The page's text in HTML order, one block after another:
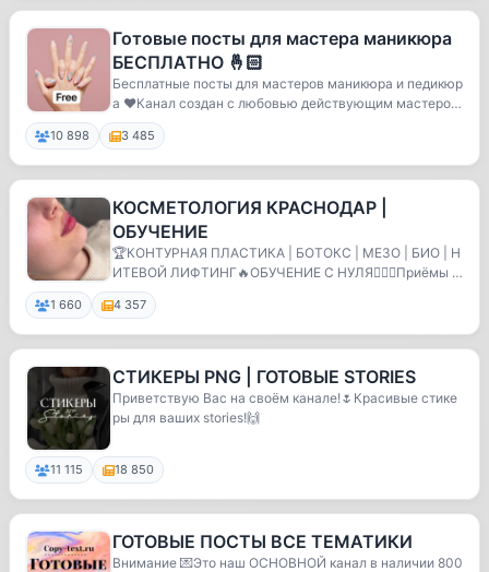
Готовые посты для мастера маникюра
БЕСПЛАТНО 🤞🏻
Бесплатные посты для мастеров маникюра и педикюр
а ❤️Канал создан с любовью действующим мастером
д...
10 898 3 485
КОСМЕТОЛОГИЯ КРАСНОДАР |
ОБУЧЕНИЕ
🏆КОНТУРНАЯ ПЛАСТИКА | БОТОКС | МЕЗО | БИО | Н
ИТЕВОЙ ЛИФТИНГ🔥ОБУЧЕНИЕ С НУЛЯ👩🏻‍⚕️Приёмы в
едут врач...
1 660 4 357
СТИКЕРЫ PNG | ГОТОВЫЕ STORIES
Приветствую Вас на своём канале!🌷Красивые стике
ры для ваших stories!🙌
11 115 18 850
ГОТОВЫЕ ПОСТЫ ВСЕ ТЕМАТИКИ
Внимание 💌Это наш ОСНОВНОЙ канал в наличии 800